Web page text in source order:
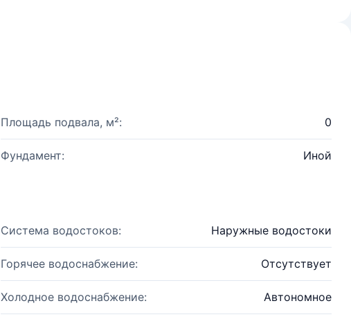
Площадь подвала, м²: 0
Фундамент: Иной
Система водостоков: Наружные водостоки
Горячее водоснабжение: Отсутствует
Холодное водоснабжение: Автономное